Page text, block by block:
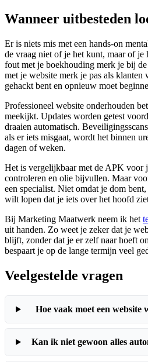
Wanneer uitbesteden
Er is niets mis met een hands-on
de vraag niet of je het kunt, maar of je
fout met je boekhouding merk je bij
met je website merk je pas als klanten
gehackt bent en opnieuw moet
Professioneel website onderhouden
meekijkt. Updates worden getest
draaien automatisch.
als er iets misgaat, wordt het binnen
dagen of weken.
Het is vergelijkbaar met de APK voor
controleren en olie bijvullen. Maar
een specialist. Niet omdat je dom
wilt lopen dat je iets over het hoofd
Bij Marketing Maatwerk neem ik het
uit handen. Zo weet je zeker dat je
blijft, zonder dat je er zelf naar hoeft
bespaart je op de lange termijn veel
Veelgestelde vragen
Hoe vaak moet een website
Kan ik niet gewoon alles